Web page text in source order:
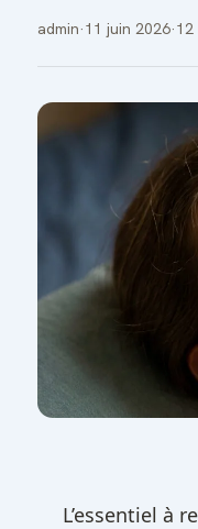
admin·11 juin 2026·12
L’essentiel à